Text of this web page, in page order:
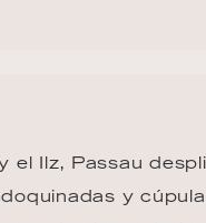
el Ilz, Passau
y